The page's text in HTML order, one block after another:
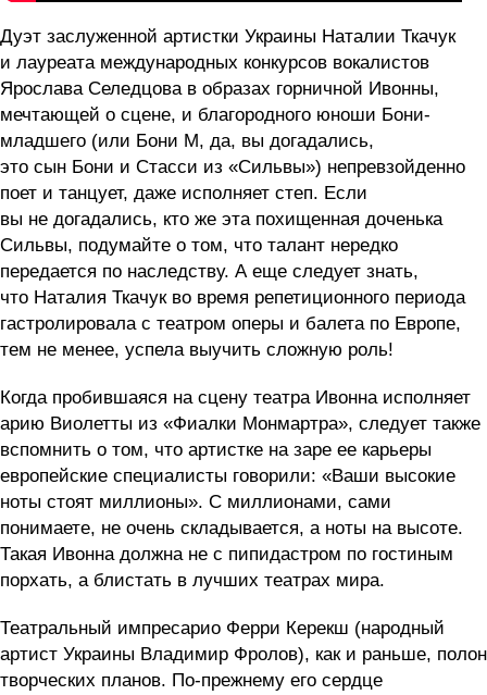
Дуэт заслуженной артистки Украины Наталии Ткачук
и лауреата международных конкурсов вокалистов
Ярослава Селедцова в образах горничной Ивонны,
мечтающей о сцене, и благородного юноши Бони-
младшего (или Бони М, да, вы догадались,
это сын Бони и Стасси из «Сильвы») непревзойденно
поет и танцует, даже исполняет степ. Если
вы не догадались, кто же эта похищенная доченька
Сильвы, подумайте о том, что талант нередко
передается по наследству. А еще следует знать,
что Наталия Ткачук во время репетиционного периода
гастролировала с театром оперы и балета по Европе,
тем не менее, успела выучить сложную роль!
Когда пробившаяся на сцену театра Ивонна исполняет
арию Виолетты из «Фиалки Монмартра», следует также
вспомнить о том, что артистке на заре ее карьеры
европейские специалисты говорили: «Ваши высокие
ноты стоят миллионы». С миллионами, сами
понимаете, не очень складывается, а ноты на высоте.
Такая Ивонна должна не с пипидастром по гостиным
порхать, а блистать в лучших театрах мира.
Театральный импресарио Ферри Керекш (народный
артист Украины Владимир Фролов), как и раньше, полон
творческих планов. По-прежнему его сердце